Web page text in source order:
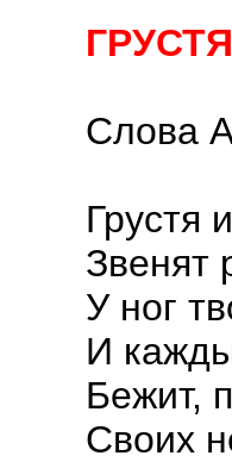
Слова
Грустя
Звенят
У ног
И
Бежит,
Своих